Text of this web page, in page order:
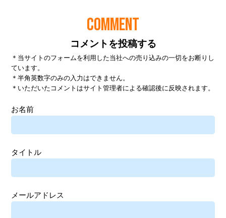
COMMENT
コメントを投稿する
＊当サイトのフォームを利用した当社への売り込みの一切をお断りし
ています。
＊半角英数字のみの入力はできません。
＊いただいたコメントはサイト管理者による確認後に反映されます。
お名前
タイトル
メールアドレス